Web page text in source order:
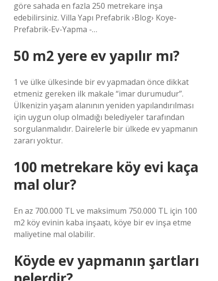
göre sahada en fazla 250 metrekare inşa
edebilirsiniz. Villa Yapı Prefabrik ›Blog› Koye-
Prefabrik-Ev-Yapma -…
50 m2 yere ev yapılır mı?
1 ve ülke ülkesinde bir ev yapmadan önce dikkat
etmeniz gereken ilk makale “imar durumudur”.
Ülkenizin yaşam alanının yeniden yapılandırılması
için uygun olup olmadığı belediyeler tarafından
sorgulanmalıdır. Dairelerle bir ülkede ev yapmanın
zararı yoktur.
100 metrekare köy evi kaça
mal olur?
En az 700.000 TL ve maksimum 750.000 TL için 100
m2 köy evinin kaba inşaatı, köye bir ev inşa etme
maliyetine mal olabilir.
Köyde ev yapmanın şartları